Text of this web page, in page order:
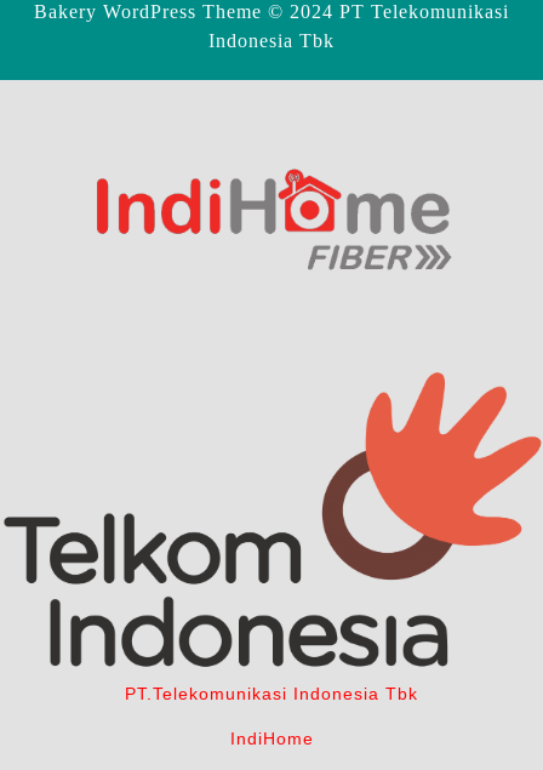
Bakery WordPress Theme © 2024 PT Telekomunikasi
Indonesia Tbk
PT.Telekomunikasi Indonesia Tbk
IndiHome